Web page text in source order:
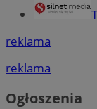
reklama
reklama
Ogłoszenia